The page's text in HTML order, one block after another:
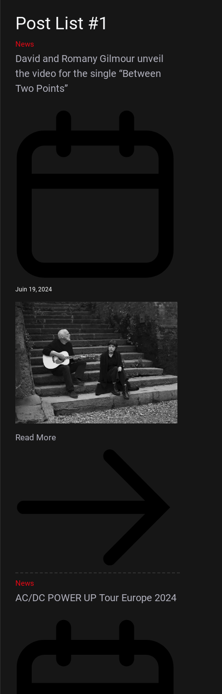
Post List #1
News
David and Romany Gilmour unveil
the video for the single “Between
Two Points”
Juin 19, 2024
Read More
News
AC/DC POWER UP Tour Europe 2024